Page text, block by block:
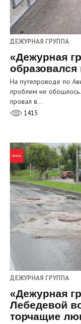
ДЕЖУРНАЯ ГРУППА
«Дежурная
образовался
На путепроводе по
проблем не
провал в…
1415
ДЕЖУРНАЯ ГРУППА
«Дежурная
Лебедевой
торчащие